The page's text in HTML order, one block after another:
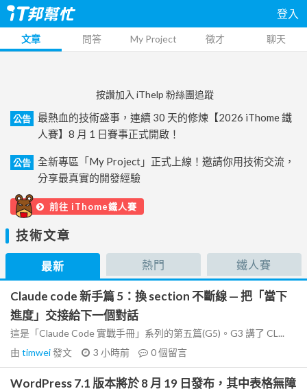
登入
文章 問答 My Project 徵才 聊天
按讚加入 iThelp 粉絲團追蹤
公告
最熱血的技術盛事，連續 30 天的修煉【2026 iThome 鐵
人賽】8 月 1 日賽事正式開啟！
公告
全新專區「My Project」正式上線！邀請你用技術交流，
分享最真實的開發經驗
前往 iThome鐵人賽
技術文章
最新 熱門 鐵人賽
Claude code 新手篇 5：換 section 不斷線 — 把「當下
進度」交接給下一個對話
這是「Claude Code 實戰手冊」系列的第五篇(G5)。G3 講了 CL...
由 timwei發文 3 小時前 0個留言
WordPress 7.1 版本將於 8 月 19 日發布，其中表格無障